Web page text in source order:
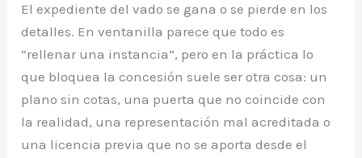
El expediente del vado se gana o se pierde en los
detalles. En ventanilla parece que todo es
“rellenar una instancia”, pero en la práctica lo
que bloquea la concesión suele ser otra cosa: un
plano sin cotas, una puerta que no coincide con
la realidad, una representación mal acreditada o
una licencia previa que no se aporta desde el